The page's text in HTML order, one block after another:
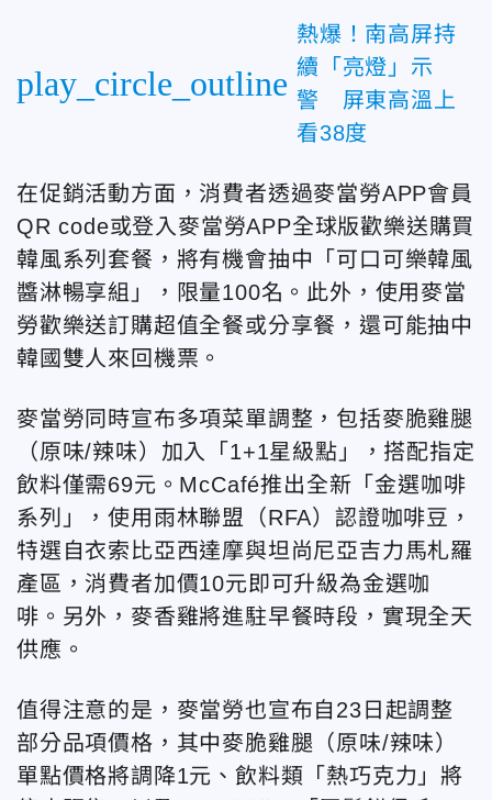
play_circle_outline
熱爆！南高屏持
續「亮燈」示
警 屏東高溫上
看38度
在促銷活動方面，消費者透過麥當勞APP會員
QR code或登入麥當勞APP全球版歡樂送購買
韓風系列套餐，將有機會抽中「可口可樂韓風
醬淋暢享組」，限量100名。此外，使用麥當
勞歡樂送訂購超值全餐或分享餐，還可能抽中
韓國雙人來回機票。
麥當勞同時宣布多項菜單調整，包括麥脆雞腿
（原味/辣味）加入「1+1星級點」，搭配指定
飲料僅需69元。McCafé推出全新「金選咖啡
系列」，使用雨林聯盟（RFA）認證咖啡豆，
特選自衣索比亞西達摩與坦尚尼亞吉力馬札羅
產區，消費者加價10元即可升級為金選咖
啡。另外，麥香雞將進駐早餐時段，實現全天
供應。
值得注意的是，麥當勞也宣布自23日起調整
部分品項價格，其中麥脆雞腿（原味/辣味）
單點價格將調降1元、飲料類「熱巧克力」將